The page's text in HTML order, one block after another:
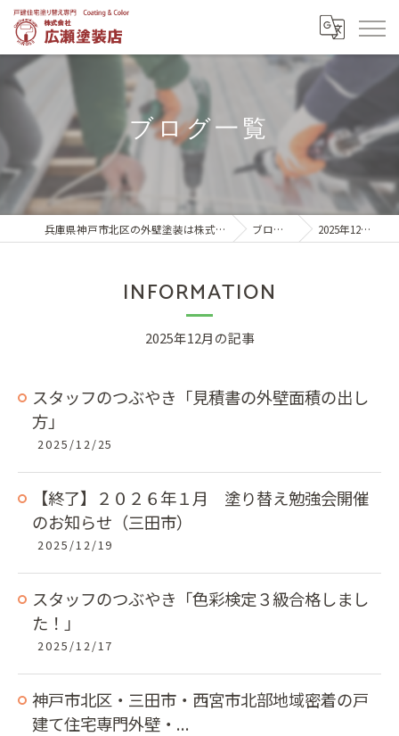
ブログ一覧
兵庫県神戸市北区の外壁塗装は株式会社広瀬塗装店 ブログ一覧 2025年12月の記事
INFORMATION
2025年12月の記事
スタッフのつぶやき「見積書の外壁面積の出し
方」
2025/12/25
【終了】２０２６年１月 塗り替え勉強会開催
のお知らせ（三田市）
2025/12/19
スタッフのつぶやき「色彩検定３級合格しまし
た！」
2025/12/17
神戸市北区・三田市・西宮市北部地域密着の戸
建て住宅専門外壁・...